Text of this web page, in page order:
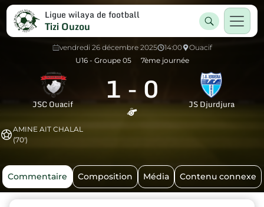
Ligue wilaya de football
Tizi Ouzou
vendredi 26 décembre 2025 14:00
Ouacif
U16 - Groupe 05
7ème journée
JSC Ouacif 1 - 0 JS Djurdjura
AMINE AIT CHALAL
(70')
Commentaire Composition Média Contenu connexe